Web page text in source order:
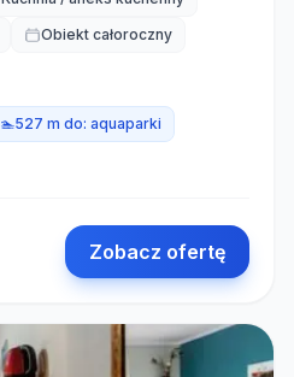
Obiekt całoroczny
🏊527 m do: aquaparki
Zobacz ofertę